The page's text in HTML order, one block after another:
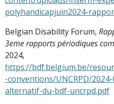
polyhandicapjuin2024-
Belgian Disability Forum,
3eme rapports périodiques
2024,
https://bdf.belgium.be/
-conventions/UNCRPD/
alternatif-du-bdf-uncrpd.pdf